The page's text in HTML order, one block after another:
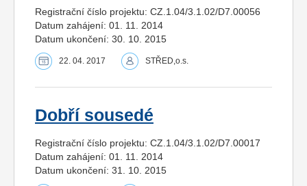
Registrační číslo projektu: CZ.1.04/3.1.02/D7.00056
Datum zahájení: 01. 11. 2014
Datum ukončení: 30. 10. 2015
22. 04. 2017 STŘED,o.s.
Dobří sousedé
Registrační číslo projektu: CZ.1.04/3.1.02/D7.00017
Datum zahájení: 01. 11. 2014
Datum ukončení: 31. 10. 2015